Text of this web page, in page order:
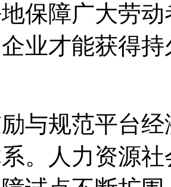
保障广大劳
业才能获得
规范平台经
。人力资源